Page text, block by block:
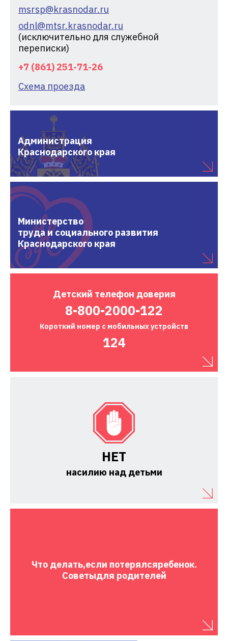
msrsp@krasnodar.ru
odnl@mtsr.krasnodar.ru
(исключительно для служебной
переписки)
+7 (861) 251-71-26
Схема проезда
Администрация
Краснодарского края
Министерство
труда и социального развития
Краснодарского края
Детский телефон доверия
8-800-2000-122
Короткий номер с мобильных устройств
124
НЕТ
насилию над детьми
Что делать,если потерялсяребенок.
Советыдля родителей